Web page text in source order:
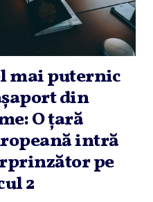
mai puternic
din
O ţară
intră
pe
2